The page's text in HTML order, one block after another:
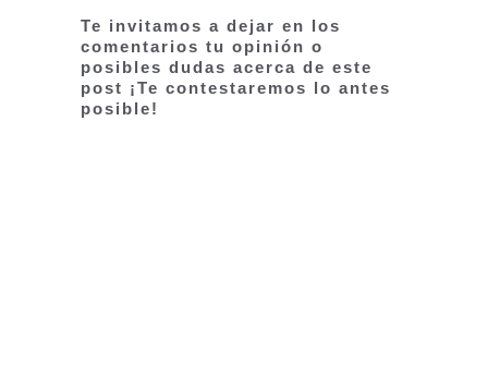
Te invitamos a dejar en los
comentarios tu opinión o
posibles dudas acerca de este
post ¡Te contestaremos lo antes
posible!